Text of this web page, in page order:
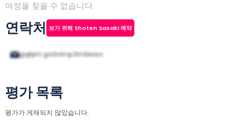
여정을 찾을 수 없습니다.
연락처 보기 위해 Shoten Sasaki 예약
gi@jim.go0nlmp3m9eaci
평가 목록
평가가 게재되지 않았습니다.